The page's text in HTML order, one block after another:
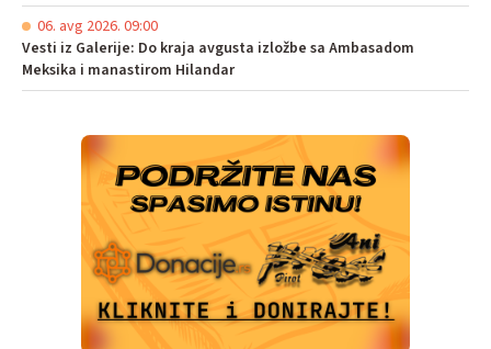
06. avg 2026. 09:00
Vesti iz Galerije: Do kraja avgusta izložbe sa Ambasadom
Meksika i manastirom Hilandar